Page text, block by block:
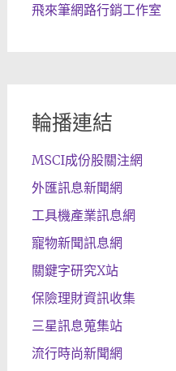
飛來筆網路行銷工作室
輪播連結
MSCI成份股關注網
外匯訊息新聞網
工具機產業訊息網
寵物新聞訊息網
關鍵字研究X站
保險理財資訊收集
三星訊息蒐集站
流行時尚新聞網